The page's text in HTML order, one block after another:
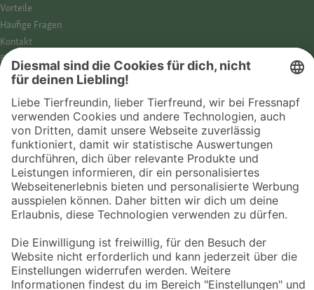
© 2026 Fressnapf Tiernahrungs GmbH
Vorteile
Häufige Fragen
Kontakt
Barrierefreiheit
Impressum
Cookies
AGB
Entdecke Fressnapf
Tierversicherung
GPS-Tracker
Online-Shop